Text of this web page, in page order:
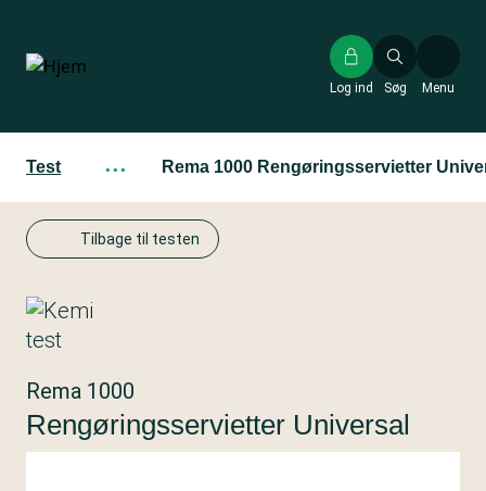
hovedindhold
Søg
Log ind Menu
Test ··· Rema 1000 Rengøringsservietter
Tilbage til testen
Rema 1000
Rengøringsservietter Universal